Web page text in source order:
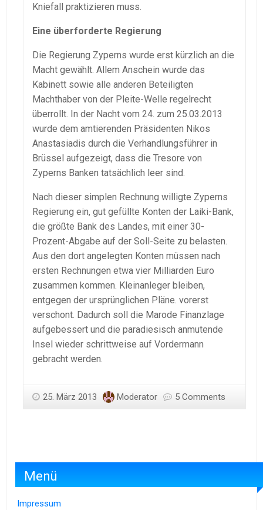
Kniefall praktizieren muss.
Eine überforderte Regierung
Die Regierung Zyperns wurde erst kürzlich an die
Macht gewählt. Allem Anschein wurde das
Kabinett sowie alle anderen Beteiligten
Machthaber von der Pleite-Welle regelrecht
überrollt. In der Nacht vom 24. zum 25.03.2013
wurde dem amtierenden Präsidenten Nikos
Anastasiadis durch die Verhandlungsführer in
Brüssel aufgezeigt, dass die Tresore von
Zyperns Banken tatsächlich leer sind.
Nach dieser simplen Rechnung willigte Zyperns
Regierung ein, gut gefüllte Konten der Laiki-Bank,
die größte Bank des Landes, mit einer 30-
Prozent-Abgabe auf der Soll-Seite zu belasten.
Aus den dort angelegten Konten müssen nach
ersten Rechnungen etwa vier Milliarden Euro
zusammen kommen. Kleinanleger bleiben,
entgegen der ursprünglichen Pläne. vorerst
verschont. Dadurch soll die Marode Finanzlage
aufgebessert und die paradiesisch anmutende
Insel wieder schrittweise auf Vordermann
gebracht werden.
25. März 2013 Moderator 5 Comments
Menü
Impressum